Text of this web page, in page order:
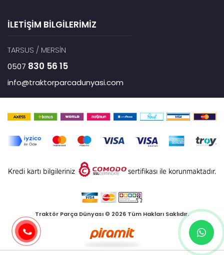
İLETİŞİM BİLGİLERİMİZ
TARSUS / MERSİN
0507 830 56 15
info@traktorparcadunyasi.com
Traktör Parça Dünyası © 2026 Tüm Hakları Saklıdır.